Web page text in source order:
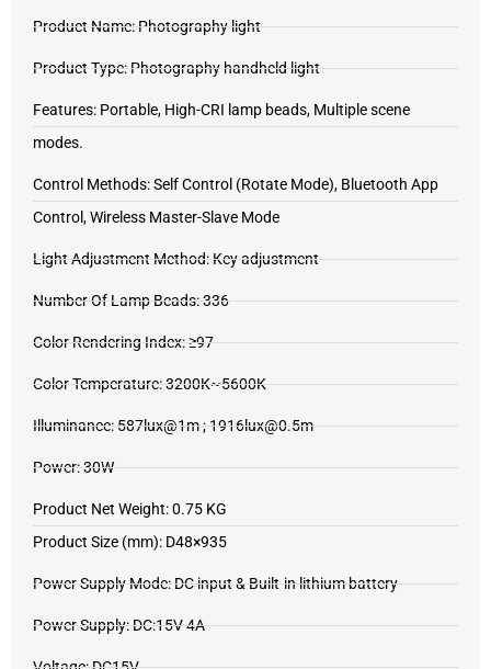
Product Name: Photography light
Product Type: Photography handheld light
Features: Portable, High-CRI lamp beads, Multiple scene
modes.
Control Methods: Self Control (Rotate Mode), Bluetooth App
Control, Wireless Master-Slave Mode
Light Adjustment Method: Key adjustment
Number Of Lamp Beads: 336
Color Rendering Index: ≥97
Color Temperature: 3200K~5600K
Illuminance: 587lux@1m ; 1916lux@0.5m
Power: 30W
Product Net Weight: 0.75 KG
Product Size (mm): D48×935
Power Supply Mode: DC input & Built-in lithium battery
Power Supply: DC:15V 4A